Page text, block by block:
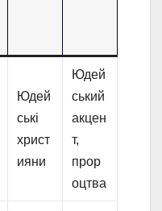
Юдей
ські
христ
ияни
Юдей
ський
акцен
т,
прор
оцтва